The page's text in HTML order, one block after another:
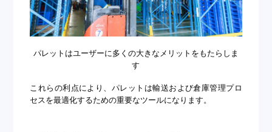
パレットはユーザーに多くの大きなメリットをもたらしま
す
これらの利点により、パレットは輸送および倉庫管理プロ
セスを最適化するための重要なツールになります。